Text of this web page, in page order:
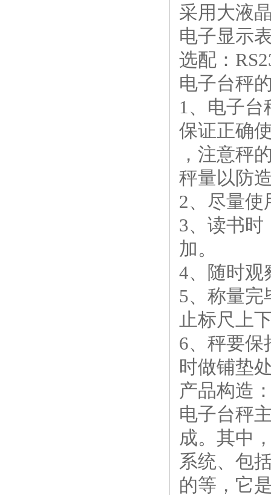
采用大液
电子显示
选配：
电子台秤
1、电子
保证正确
，注意秤
秤量以防
2、尽量使
3、读书时
加。
4、随时观
5、称量完
止标尺上
6、秤要保
时做铺垫
产品构造
电子台秤
成。其中
系统、包
的等，它